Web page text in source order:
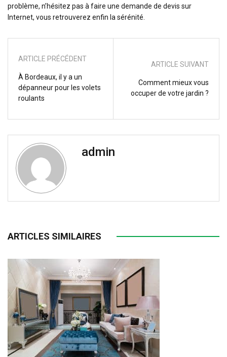
problème, n’hésitez pas à faire une demande de devis sur
Internet, vous retrouverez enfin la sérénité.
ARTICLE PRÉCÉDENT
À Bordeaux, il y a un
dépanneur pour les volets
roulants
ARTICLE SUIVANT
Comment mieux vous
occuper de votre jardin ?
admin
ARTICLES SIMILAIRES